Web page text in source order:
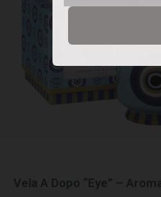
Vela A Dopo “Eye” –